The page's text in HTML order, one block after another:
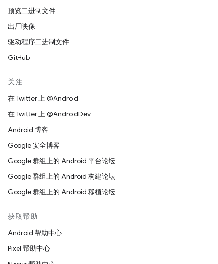
预览二进制文件
出厂映像
驱动程序二进制文件
GitHub
关注
在 Twitter 上 @Android
在 Twitter 上 @AndroidDev
Android 博客
Google 安全博客
Google 群组上的 Android 平台论坛
Google 群组上的 Android 构建论坛
Google 群组上的 Android 移植论坛
获取帮助
Android 帮助中心
Pixel 帮助中心